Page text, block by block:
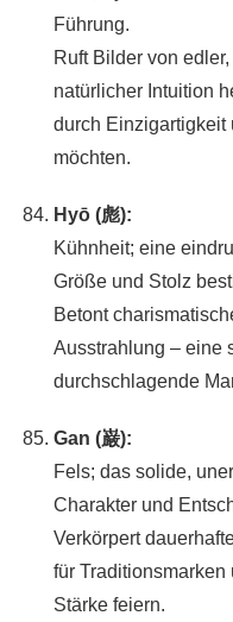
Führung.
Ruft Bilder von
natürlicher Intuition
durch Einzigartigkeit
möchten.
Hyō (彪):
Kühnheit; eine
Größe und Stolz
Betont
Ausstrahlung – eine
durchschlagende
Gan (巌):
Fels; das solide,
Charakter und
Verkörpert
für
Stärke feiern.